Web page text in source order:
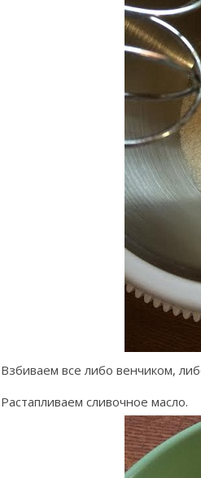
Взбиваем все либо венчиком,
Растапливаем сливочное масло.